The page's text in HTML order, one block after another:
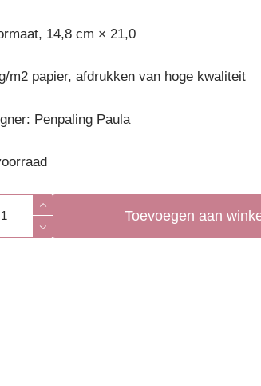
14,8 cm × 21,0
m2 papier, afdrukken van hoge kwaliteit
Penpaling Paula
Toevoegen aan